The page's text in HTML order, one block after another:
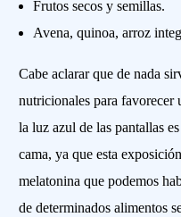
Frutos secos y semillas.
Avena, quinoa, arroz
Cabe aclarar que de nada
nutricionales para favorecer
la luz azul de las pantallas
cama, ya que esta
melatonina que podemos
de determinados alimentos